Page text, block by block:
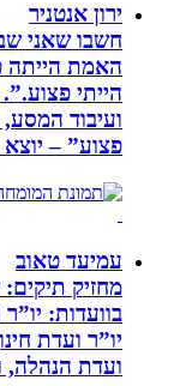
ירון אנטניר
חשבו שאני שבור.
האמת הייתה
הייתי פצוע.”.
ועיבוד המסע,
פצוע” – יוצא לאור.
עמיעד טאוב
מחזיק תיקים:
בוועדות: יו”ר
יו”ר ועדת חינוך
ועדת הנהלה,